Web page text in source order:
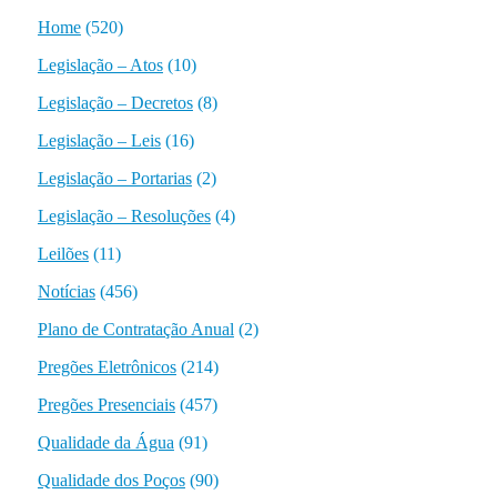
Home(520)
Legislação – Atos(10)
Legislação – Decretos(8)
Legislação – Leis(16)
Legislação – Portarias(2)
Legislação – Resoluções(4)
Leilões(11)
Notícias(456)
Plano de Contratação Anual (2)
Pregões Eletrônicos(214)
Pregões Presenciais(457)
Qualidade da Água (91)
Qualidade dos Poços(90)